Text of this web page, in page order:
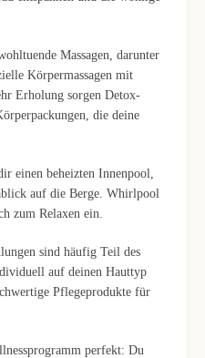
Massagen, darunter
Körpermassagen mit
Erholung sorgen Detox-
die deine
einen beheizten Innenpool,
auf die Berge. Whirlpool
zum Relaxen ein.
sind häufig Teil des
auf deinen Hauttyp
Pflegeprodukte für
perfekt: Du